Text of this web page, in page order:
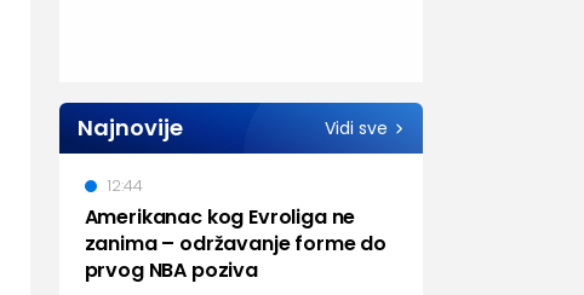
Najnovije Vidi sve
Amerikanac kog Evroliga ne
zanima – održavanje forme do
prvog NBA poziva
12:44